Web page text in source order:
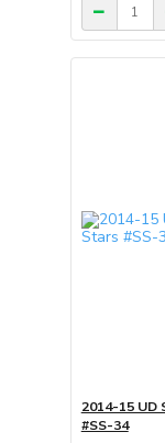
2014-15 UD
#SS-34